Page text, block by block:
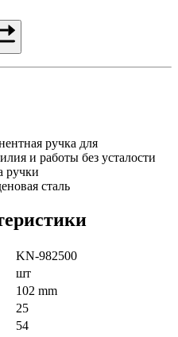
ручка для
и работы без усталости
ручки
сталь
KN-982500
шт
102 mm
25
54